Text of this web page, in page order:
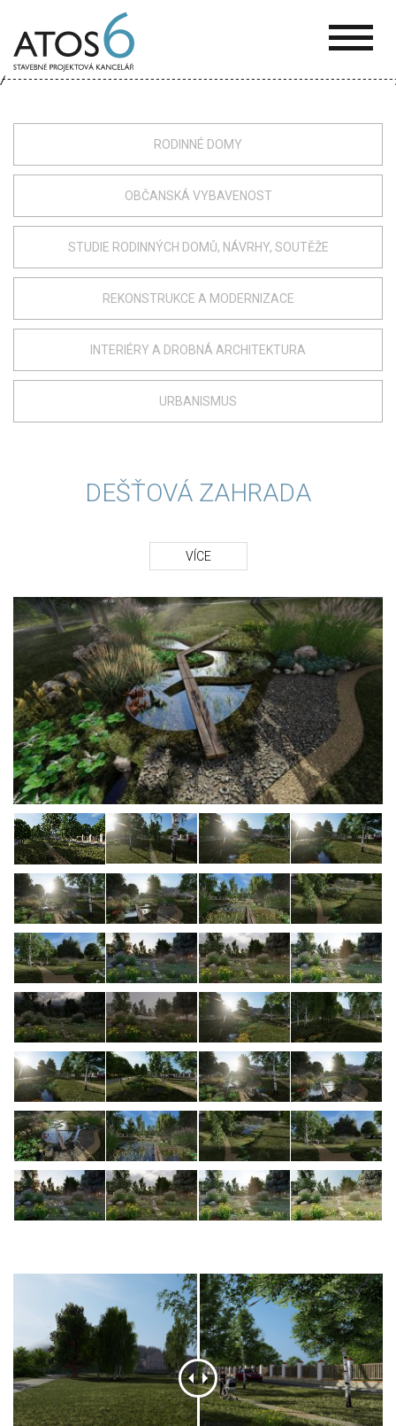
6
RODINNÉ DOMY
OBČANSKÁ VYBAVENOST
STUDIE RODINNÝCH DOMŮ, NÁVRHY, SOUTĚŽE
REKONSTRUKCE A MODERNIZACE
INTERIÉRY A DROBNÁ ARCHITEKTURA
URBANISMUS
DEŠŤOVÁ ZAHRADA
VÍCE